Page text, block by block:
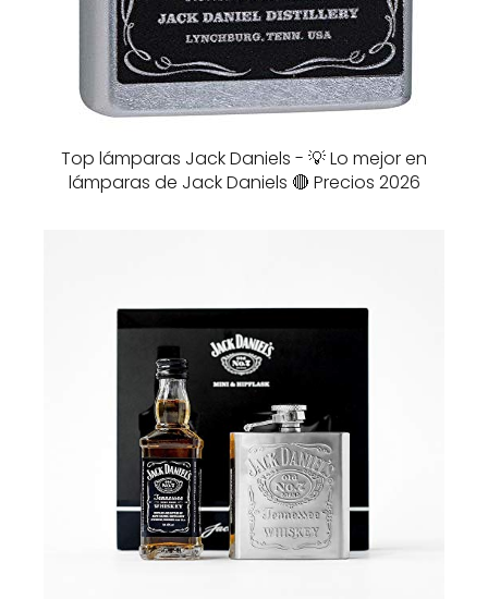
Top lámparas Jack Daniels - 💡 Lo mejor en
lámparas de Jack Daniels 🔴 Precios 2026